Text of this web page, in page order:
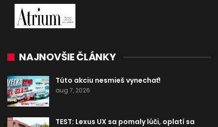
NAJNOVŠIE ČLÁNKY
Túto akciu nesmieš vynechať!
aug 7, 2026
TEST: Lexus UX sa pomaly lúči, oplatí sa